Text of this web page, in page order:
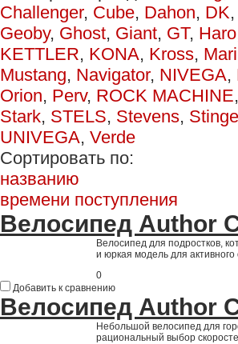
Challenger, Cube, Dahon, DK,
Geoby, Ghost, Giant, GT, Haro
KETTLER, KONA, Kross,
Mustang, Navigator, NIVEGA,
Orion, Perv, ROCK MACHINE,
Stark, STELS, Stevens,
UNIVEGA, Verde
Сортировать по:
названию
времени поступления
Велосипед Author
Велосипед для подростков,
и юркая модель для
0
Добавить к сравнению
Велосипед Author
Небольшой велосипед для
рациональный выбор